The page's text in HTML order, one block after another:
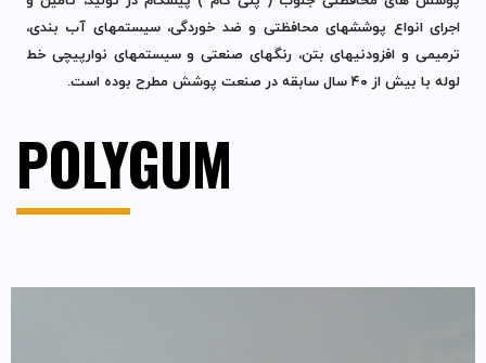
اجرای انواع پوششهای محافظتی و ضد خوردگی، سیستمهای آب بندی،
ترمیمی و افزودنیهای بتن، رنگهای صنعتی و سیستمهای نوارپیچی خط
لوله با بیش از ۴۰ سال سابقه در صنعت پوشش مطرح بوده است.
POLYGUM